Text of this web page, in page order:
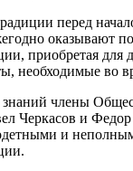
перед
оказывают
приобретая для
необходимые во
члены
Черкасов и
и